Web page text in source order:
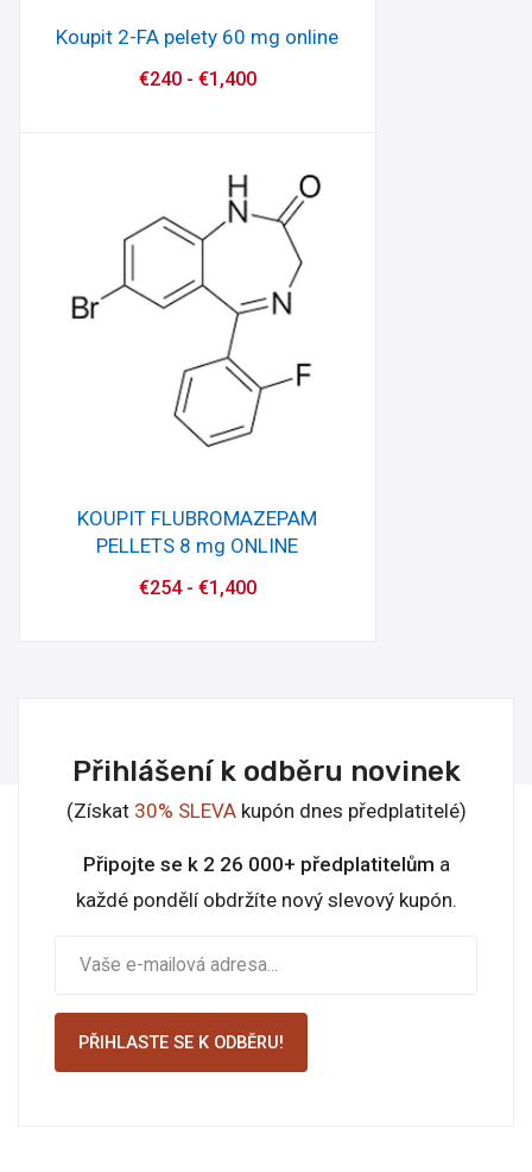
Koupit 2-FA pelety 60 mg online
€240- €1,400
KOUPIT FLUBROMAZEPAM
PELLETS 8 mg ONLINE
€254- €1,400
Přihlášení k odběru novinek
(Získat 30% SLEVAkupón dnes předplatitelé)
Připojte se k 2 26 000+ předplatitelům a
každé pondělí obdržíte nový slevový kupón.
PŘIHLASTE SE K ODBĚRU!